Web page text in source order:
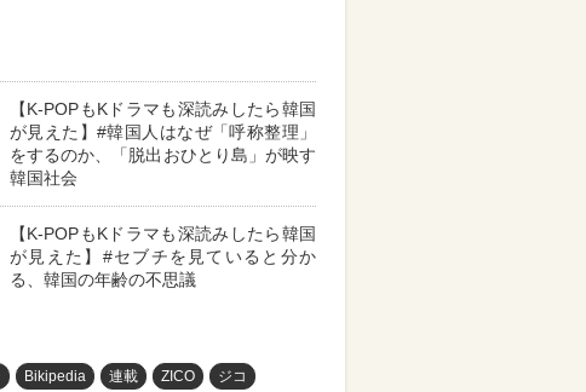
【K-POPもKドラマも深読みしたら韓国
が見えた】#韓国人はなぜ「呼称整理」
をするのか、「脱出おひとり島」が映す
韓国社会
【K-POPもKドラマも深読みしたら韓国
が見えた】#セブチを見ていると分か
る、韓国の年齢の不思議
Bikipedia 連載 ZICO ジコ